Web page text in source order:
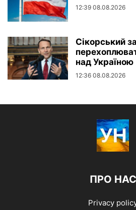
12:39 08.08.2026
Сікорський
над Україною
12:36 08.08.2026
ПРО НАС
Privacy